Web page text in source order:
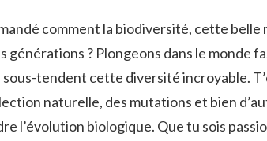
comment la biodiversité, cette belle
générations ? Plongeons dans le monde
tendent cette diversité incroyable.
naturelle, des mutations et bien
l’évolution biologique. Que tu sois